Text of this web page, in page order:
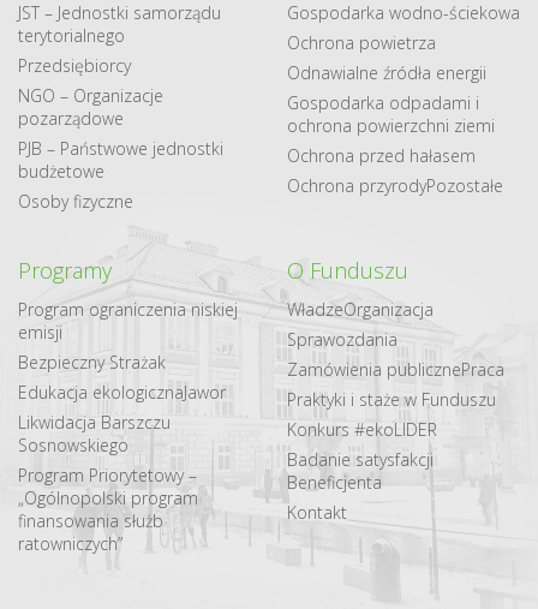
JST – Jednostki samorządu
terytorialnego
Przedsiębiorcy
NGO – Organizacje
pozarządowe
PJB – Państwowe jednostki
budżetowe
Osoby fizyczne
Gospodarka​ wodno​-ściekowa
Ochrona powietrza
Odnawialne​ źródła​ energii
Gospodarka odpadami i
ochrona powierzchni ziemi
Ochrona przed hałasem
Ochrona przyrodyPozostałe
Programy
Program ograniczenia niskiej
emisji
Bezpieczny Strażak
Edukacja ekologicznaJawor
Likwidacja Barszczu
Sosnowskiego
Program Priorytetowy –
„Ogólnopolski program
finansowania służb
ratowniczych”
O Funduszu
WładzeOrganizacja
Sprawozdania
Zamówienia publicznePraca
Praktyki i staże w Funduszu
Konkurs #ekoLIDER
Badanie satysfakcji
Beneficjenta
Kontakt